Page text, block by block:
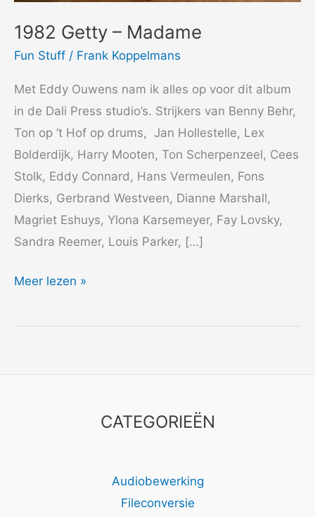
1982 Getty – Madame
Fun Stuff / Frank Koppelmans
Met Eddy Ouwens nam ik alles op voor dit album
in de Dali Press studio’s. Strijkers van Benny Behr,
Ton op ’t Hof op drums, Jan Hollestelle, Lex
Bolderdijk, Harry Mooten, Ton Scherpenzeel, Cees
Stolk, Eddy Connard, Hans Vermeulen, Fons
Dierks, Gerbrand Westveen, Dianne Marshall,
Magriet Eshuys, Ylona Karsemeyer, Fay Lovsky,
Sandra Reemer, Louis Parker, […]
1982
–
Meer lezen »
CATEGORIEËN
Audiobewerking
Fileconversie